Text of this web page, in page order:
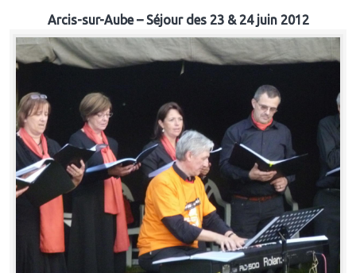
Arcis-sur-Aube – Séjour des 23 & 24 juin 2012